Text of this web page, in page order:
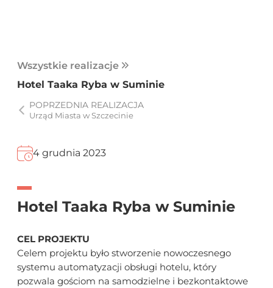
Wszystkie realizacje
Hotel Taaka Ryba w Suminie
POPRZEDNIA REALIZACJA
Urząd Miasta w Szczecinie
4 grudnia 2023
Hotel Taaka Ryba w Suminie
CEL PROJEKTU
Celem projektu było stworzenie nowoczesnego
systemu automatyzacji obsługi hotelu, który
pozwala gościom na samodzielne i bezkontaktowe